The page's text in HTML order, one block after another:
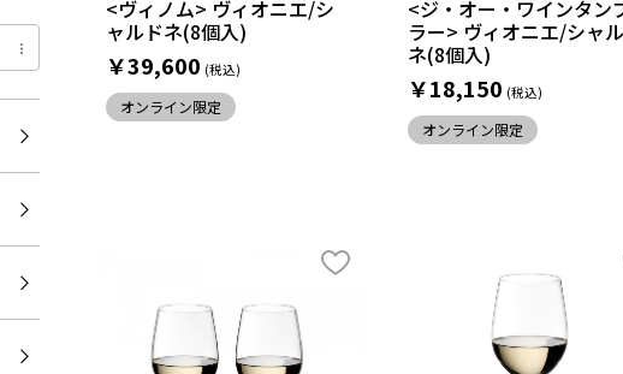
<ヴィノム> ヴィオニエ/シ
ャルドネ(8個入)
￥39,600
オンライン限定
<ジ・オー・ワインタン
ラー> ヴィオニエ/シャ
ネ(8個入)
￥18,150
オンライン限定